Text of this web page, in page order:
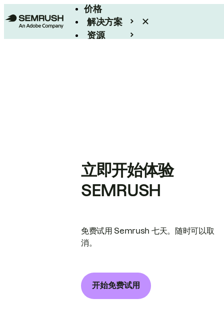
价格
解决方案
资源
立即开始体验
SEMRUSH
免费试用 Semrush 七天。随时可以取
消。
开始免费试用